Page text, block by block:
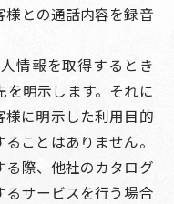
様との通話内容を録音
情報を取得するとき
を明示します。それに
様に明示した利用目的
ことはありません。
る際、他社のカタログ
るサービスを行う場合